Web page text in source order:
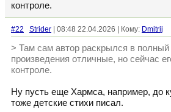
контроле.
#22 Strider | 08:48 22.04.2026 | Кому: Dmitrij
> Там сам автор раскрылся в полный
произведения отличные, но сейчас
контроле.
Ну пусть еще Хармса, например, до
тоже детские стихи писал.